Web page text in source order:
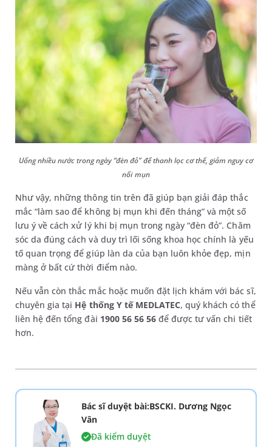
Uống nhiều nước trong ngày “đèn đỏ” để thanh lọc cơ thể, giảm nguy cơ
nổi mụn
Như vậy, những thông tin trên đã giúp bạn giải đáp thắc
mắc “làm sao để không bị mụn khi đến tháng” và một số
lưu ý về cách xử lý khi bị mụn trong ngày “đèn đỏ”. Chăm
sóc da đúng cách và duy trì lối sống khoa học chính là yếu
tố quan trọng để giúp làn da của bạn luôn khỏe đẹp, mịn
màng ở bất cứ thời điểm nào.
Nếu vẫn còn thắc mắc hoặc muốn đặt lịch khám với bác sĩ,
chuyên gia tại Hệ thống Y tế MEDLATEC, quý khách có thể
liên hệ đến tổng đài 1900 56 56 56 để được tư vấn chi tiết
hơn.
Bác sĩ duyệt bài:BSCKI. Dương Ngọc
Vân
Đã kiểm duyệt